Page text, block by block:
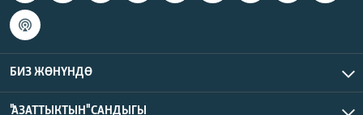
БИЗ ЖӨНҮНДӨ
"АЗАТТЫКТЫН" САНДЫГЫ